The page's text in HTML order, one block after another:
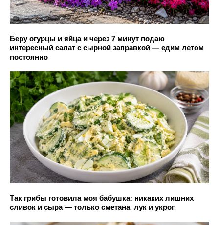
Беру огурцы и яйца и через 7 минут подаю
интересный салат с сырной заправкой — едим летом
постоянно
Так грибы готовила моя бабушка: никаких лишних
сливок и сыра — только сметана, лук и укроп